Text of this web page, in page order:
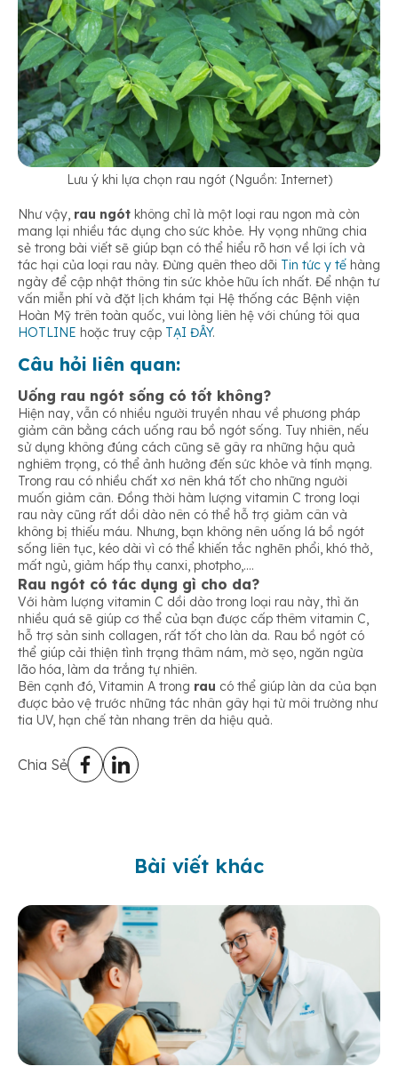
Lưu ý khi lựa chọn rau ngót (Nguồn: Internet)
Như vậy, rau ngót không chỉ là một loại rau ngon mà còn
mang lại nhiều tác dụng cho sức khỏe. Hy vọng những chia
sẻ trong bài viết sẽ giúp bạn có thể hiểu rõ hơn về lợi ích và
tác hại của loại rau này. Đừng quên theo dõi Tin tức y tế hàng
ngày để cập nhật thông tin sức khỏe hữu ích nhất. Để nhận tư
vấn miễn phí và đặt lịch khám tại Hệ thống các Bệnh viện
Hoàn Mỹ trên toàn quốc, vui lòng liên hệ với chúng tôi qua
HOTLINE hoặc truy cập TẠI ĐÂY.
Câu hỏi liên quan:
Uống rau ngót sống có tốt không?
Hiện nay, vẫn có nhiều người truyền nhau về phương pháp
giảm cân bằng cách uống rau bồ ngót sống. Tuy nhiên, nếu
sử dụng không đúng cách cũng sẽ gây ra những hậu quả
nghiêm trọng, có thể ảnh hưởng đến sức khỏe và tính mạng.
Trong rau có nhiều chất xơ nên khá tốt cho những người
muốn giảm cân. Đồng thời hàm lượng vitamin C trong loại
rau này cũng rất dồi dào nên có thể hỗ trợ giảm cân và
không bị thiếu máu. Nhưng, bạn không nên uống lá bồ ngót
sống liên tục, kéo dài vì có thể khiến tắc nghẽn phổi, khó thở,
mất ngủ, giảm hấp thụ canxi, photpho,….
Rau ngót có tác dụng gì cho da?
Với hàm lượng vitamin C dồi dào trong loại rau này, thì ăn
nhiều quá sẽ giúp cơ thể của bạn được cấp thêm vitamin C,
hỗ trợ sản sinh collagen, rất tốt cho làn da. Rau bồ ngót có
thể giúp cải thiện tình trạng thâm nám, mờ sẹo, ngăn ngừa
lão hóa, làm da trắng tự nhiên.
Bên cạnh đó, Vitamin A trong rau có thể giúp làn da của bạn
được bảo vệ trước những tác nhân gây hại từ môi trường như
tia UV, hạn chế tàn nhang trên da hiệu quả.
Chia Sẻ
Bài viết khác